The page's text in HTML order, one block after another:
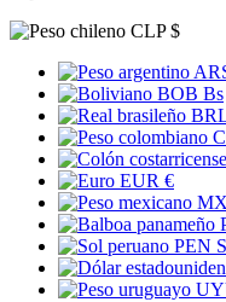
CLP $
BOB Bs
EUR €
PEN